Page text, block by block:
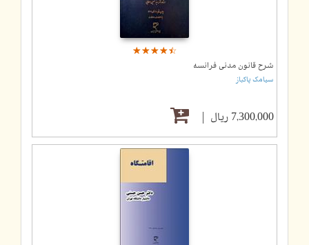
☆☆☆☆☆
★★★★★
شرح قانون مدنی فرانسه
سیامک پاکباز
7,300,000 ریال